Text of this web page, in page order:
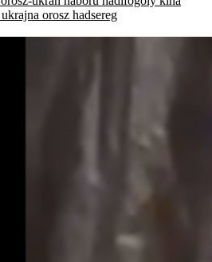
ukrajna orosz hadsereg